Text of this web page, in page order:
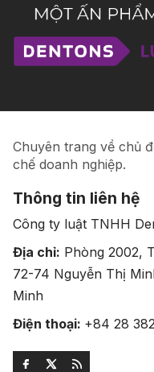
Chuyên trang về chủ
chế doanh nghiệp.
Thông tin liên hệ
Công ty luật TNHH
Địa chỉ: Phòng 2002,
72-74 Nguyễn Thị
Minh
Điện thoại: +84 28